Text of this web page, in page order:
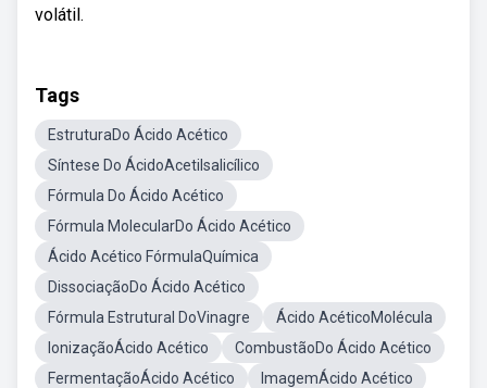
volátil.
Tags
EstruturaDo Ácido Acético
Síntese Do ÁcidoAcetilsalicílico
Fórmula Do Ácido Acético
Fórmula MolecularDo Ácido Acético
Ácido Acético FórmulaQuímica
DissociaçãoDo Ácido Acético
Fórmula Estrutural DoVinagre
Ácido AcéticoMolécula
IonizaçãoÁcido Acético
CombustãoDo Ácido Acético
FermentaçãoÁcido Acético
ImagemÁcido Acético